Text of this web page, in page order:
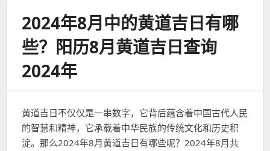
2024年8月中的黄道吉日有哪
些？阳历8月黄道吉日查询
2024年
黄道吉日不仅仅是一串数字，它背后蕴含着中国古代人民
的智慧和精神，它承载着中华民族的传统文化和历史积
淀。那么2024年8月黄道吉日有哪些呢？2024年8月共